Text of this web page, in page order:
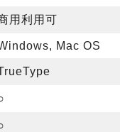
用利用可
Mac OS